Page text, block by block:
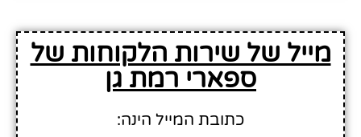
מייל של שירות הלקוחות של
ספארי רמת גן
כתובת המייל הינה: